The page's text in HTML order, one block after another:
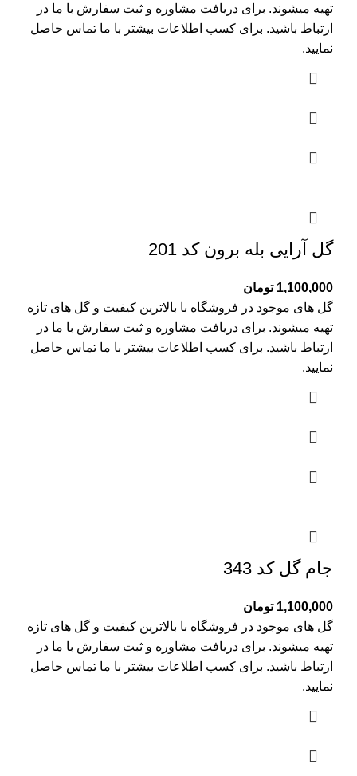
تهیه میشوند. برای دریافت مشاوره و ثبت سفارش با ما در
ارتباط باشید. برای کسب اطلاعات بیشتر با ما تماس حاصل
نمایید.
گل آرایی بله برون کد 201
1,100,000 تومان
گل های موجود در فروشگاه با بالاترین کیفیت و گل های تازه
تهیه میشوند. برای دریافت مشاوره و ثبت سفارش با ما در
ارتباط باشید. برای کسب اطلاعات بیشتر با ما تماس حاصل
نمایید.
جام گل کد 343
1,100,000 تومان
گل های موجود در فروشگاه با بالاترین کیفیت و گل های تازه
تهیه میشوند. برای دریافت مشاوره و ثبت سفارش با ما در
ارتباط باشید. برای کسب اطلاعات بیشتر با ما تماس حاصل
نمایید.